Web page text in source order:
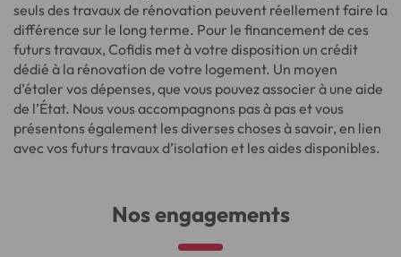
seuls des travaux de rénovation peuvent réellement faire la
différence sur le long terme. Pour le financement de ces
futurs travaux, Cofidis met à votre disposition un crédit
dédié à la rénovation de votre logement. Un moyen
d’étaler vos dépenses, que vous pouvez associer à une aide
de l’État. Nous vous accompagnons pas à pas et vous
présentons également les diverses choses à savoir, en lien
avec vos futurs travaux d’isolation et les aides disponibles.
Nos engagements